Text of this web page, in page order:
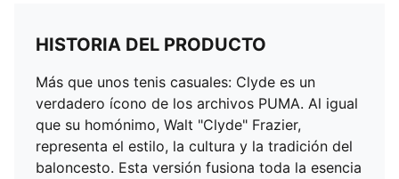
HISTORIA DEL PRODUCTO
Más que unos tenis casuales: Clyde es un
verdadero ícono de los archivos PUMA. Al igual
que su homónimo, Walt "Clyde" Frazier,
representa el estilo, la cultura y la tradición del
baloncesto. Esta versión fusiona toda la esencia